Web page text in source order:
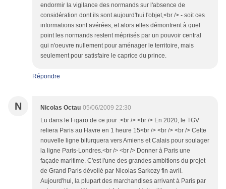
endormir la vigilance des normands sur l'absence de
considération dont ils sont aujourd'hui l'objet,<br /> - soit ces
informations sont avérées, et alors elles démontrent à quel
point les normands restent méprisés par un pouvoir central
qui n'oeuvre nullement pour aménager le territoire, mais
seulement pour satisfaire le caprice du prince.
Répondre
N Nicolas Octau 05/06/2009 22:30
Lu dans le Figaro de ce jour :<br /> <br /> En 2020, le TGV
reliera Paris au Havre en 1 heure 15<br /> <br /> <br /> Cette
nouvelle ligne bifurquera vers Amiens et Calais pour soulager
la ligne Paris-Londres.<br /> <br /> Donner à Paris une
façade maritime. C'est l'une des grandes ambitions du projet
de Grand Paris dévoilé par Nicolas Sarkozy fin avril.
Aujourd'hui, la plupart des marchandises arrivant à Paris par